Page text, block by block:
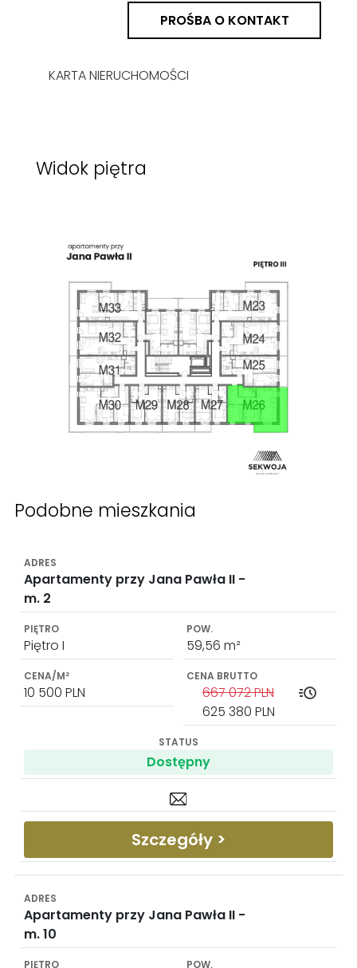
PROŚBA O KONTAKT
KARTA NIERUCHOMOŚCI
Widok piętra
Podobne mieszkania
Apartamenty przy Jana Pawła II -
m. 2
Piętro I 59,56 m²
10 500 PLN
667 072 PLN
625 380 PLN
Dostępny
Szczegóły >
Apartamenty przy Jana Pawła II -
m. 10